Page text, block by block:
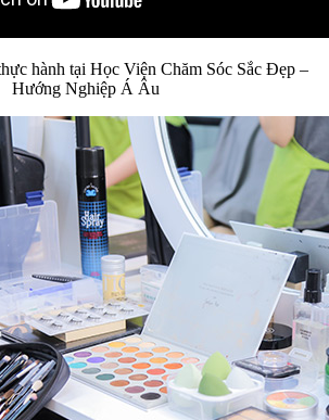
hành tại Học Viện Chăm Sóc Sắc Đẹp –
Hướng Nghiệp Á Âu